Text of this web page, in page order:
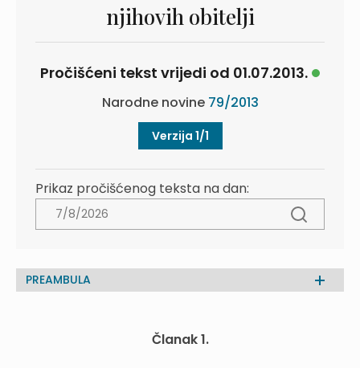
njihovih obitelji
Pročišćeni tekst vrijedi od 01.07.2013.
Narodne novine 79/2013
Verzija 1/1
Prikaz pročišćenog teksta na dan:
PREAMBULA
Članak 1.